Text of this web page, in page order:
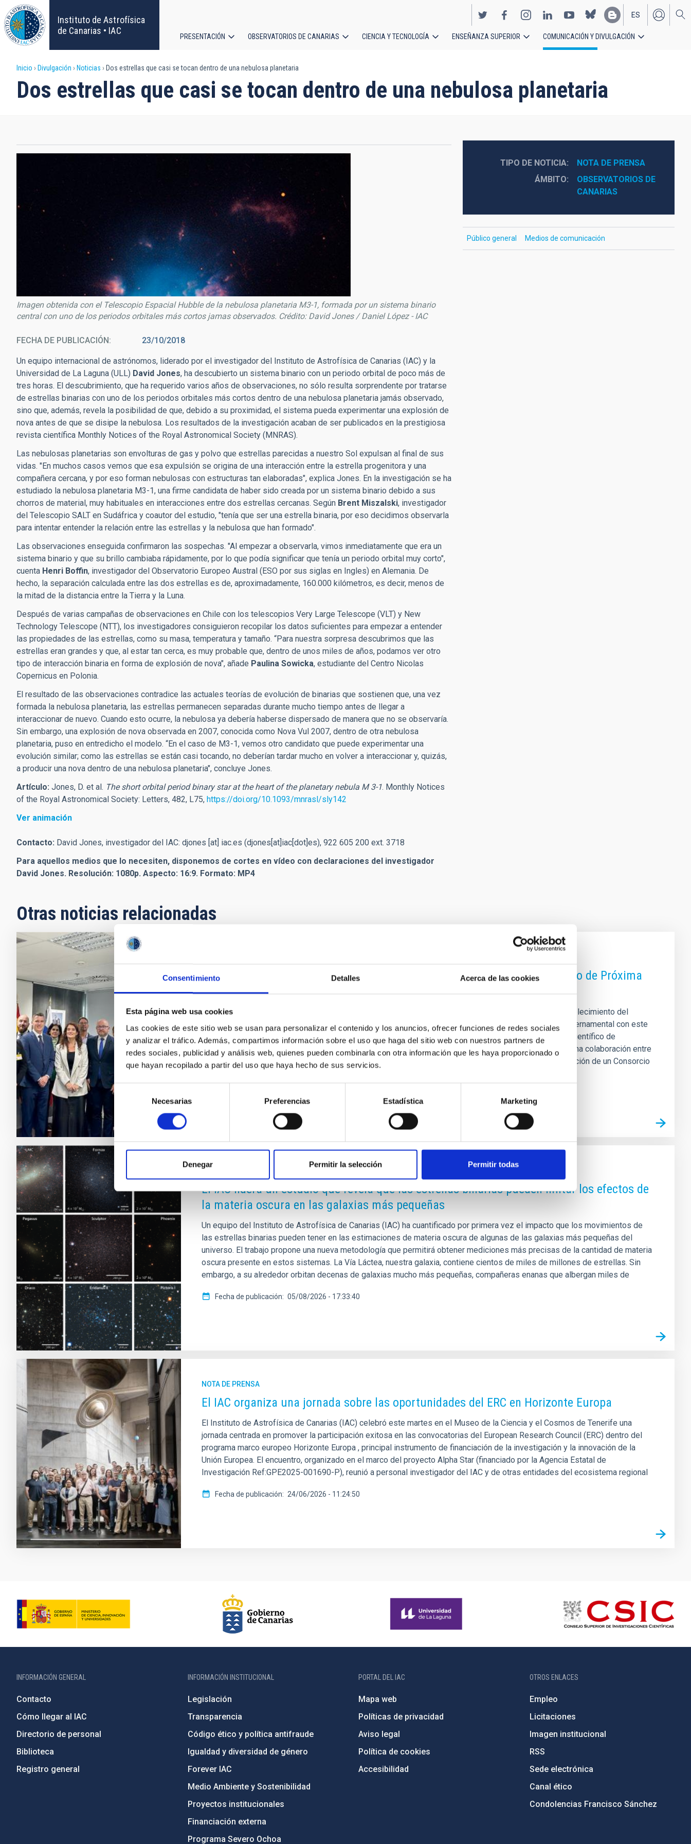
Consentimiento Detalles Acerca de las cookies
Esta página web usa cookies
Las cookies de este sitio web se usan para personalizar el contenido y los anuncios, ofrecer funciones de redes sociales
y analizar el tráfico. Además, compartimos información sobre el uso que haga del sitio web con nuestros partners de
redes sociales, publicidad y análisis web, quienes pueden combinarla con otra información que les haya proporcionado o
que hayan recopilado a partir del uso que haya hecho de sus servicios.
Selección
consentimiento
Necesarias Preferencias Estadística Marketing
Denegar Permitir la selección Permitir todas
Pasar
al
contenido
principal
Instituto de Astrofísica
de Canarias • IAC
EN
ES
principal
PRESENTACIÓN OBSERVATORIOS DE CANARIAS CIENCIA Y TECNOLOGÍA ENSEÑANZA SUPERIOR COMUNICACIÓN Y DIVULGACIÓN
Sobrescribir
enlaces
ayuda
navegación
Inicio Divulgación Noticias Dos estrellas que casi se tocan dentro de una nebulosa planetaria
Dos estrellas que casi se tocan dentro de una nebulosa planetaria
Imagen obtenida con el Telescopio Espacial Hubble de la nebulosa planetaria M3-1, formada por un sistema binario
central con uno de los periodos orbitales más cortos jamas observados. Crédito: David Jones / Daniel López - IAC
FECHA DE PUBLICACIÓN 23/10/2018
Un equipo internacional de astrónomos, liderado por el investigador del Instituto de Astrofísica de Canarias (IAC) y la
Universidad de La Laguna (ULL) David Jones, ha descubierto un sistema binario con un periodo orbital de poco más de
tres horas. El descubrimiento, que ha requerido varios años de observaciones, no sólo resulta sorprendente por tratarse
de estrellas binarias con uno de los periodos orbitales más cortos dentro de una nebulosa planetaria jamás observado,
sino que, además, revela la posibilidad de que, debido a su proximidad, el sistema pueda experimentar una explosión de
nova antes de que se disipe la nebulosa. Los resultados de la investigación acaban de ser publicados en la prestigiosa
revista científica Monthly Notices of the Royal Astronomical Society (MNRAS).
Las nebulosas planetarias son envolturas de gas y polvo que estrellas parecidas a nuestro Sol expulsan al final de sus
vidas. "En muchos casos vemos que esa expulsión se origina de una interacción entre la estrella progenitora y una
compañera cercana, y por eso forman nebulosas con estructuras tan elaboradas", explica Jones. En la investigación se ha
estudiado la nebulosa planetaria M3-1, una firme candidata de haber sido creada por un sistema binario debido a sus
chorros de material, muy habituales en interacciones entre dos estrellas cercanas. Según Brent Miszalski, investigador
del Telescopio SALT en Sudáfrica y coautor del estudio, "tenía que ser una estrella binaria, por eso decidimos observarla
para intentar entender la relación entre las estrellas y la nebulosa que han formado".
Las observaciones enseguida confirmaron las sospechas. "Al empezar a observarla, vimos inmediatamente que era un
sistema binario y que su brillo cambiaba rápidamente, por lo que podía significar que tenía un periodo orbital muy corto",
cuenta Henri Boffin, investigador del Observatorio Europeo Austral (ESO por sus siglas en Ingles) en Alemania. De
hecho, la separación calculada entre las dos estrellas es de, aproximadamente, 160.000 kilómetros, es decir, menos de
la mitad de la distancia entre la Tierra y la Luna.
Después de varias campañas de observaciones en Chile con los telescopios Very Large Telescope (VLT) y New
Technology Telescope (NTT), los investigadores consiguieron recopilar los datos suficientes para empezar a entender
las propiedades de las estrellas, como su masa, temperatura y tamaño. “Para nuestra sorpresa descubrimos que las
estrellas eran grandes y que, al estar tan cerca, es muy probable que, dentro de unos miles de años, podamos ver otro
tipo de interacción binaria en forma de explosión de nova", añade Paulina Sowicka, estudiante del Centro Nicolas
Copernicus en Polonia.
El resultado de las observaciones contradice las actuales teorías de evolución de binarias que sostienen que, una vez
formada la nebulosa planetaria, las estrellas permanecen separadas durante mucho tiempo antes de llegar a
interaccionar de nuevo. Cuando esto ocurre, la nebulosa ya debería haberse dispersado de manera que no se observaría.
Sin embargo, una explosión de nova observada en 2007, conocida como Nova Vul 2007, dentro de otra nebulosa
planetaria, puso en entredicho el modelo. “En el caso de M3-1, vemos otro candidato que puede experimentar una
evolución similar; como las estrellas se están casi tocando, no deberían tardar mucho en volver a interaccionar y, quizás,
a producir una nova dentro de una nebulosa planetaria", concluye Jones.
Artículo: Jones, D. et al. The short orbital period binary star at the heart of the planetary nebula M 3-1. Monthly Notices
of the Royal Astronomical Society: Letters, 482, L75, https://doi.org/10.1093/mnrasl/sly142
Ver animación
Contacto: David Jones, investigador del IAC: djones [at] iac.es (djones[at]iac[dot]es), 922 605 200 ext. 3718
Para aquellos medios que lo necesiten, disponemos de cortes en vídeo con declaraciones del investigador
David Jones. Resolución: 1080p. Aspecto: 16:9. Formato: MP4
TIPO DE NOTICIA
NOTA DE PRENSA
ÁMBITO
OBSERVATORIOS DE
CANARIAS
Público general Medios de comunicación
Otras noticias relacionadas
Eslovaquia, España y la República Checa lideran el Telescopio Solar Europeo de Próxima
Generación
El proyecto Telescopio Solar Europeo (EST) ha dado un paso decisivo hacia su construcción con el establecimiento del
Consejo de Representantes Gubernamentales (BGR), marcando el primer compromiso formal a nivel gubernamental con este
proyecto insignia europeo en investigación solar. Hasta ahora, EST ha sido impulsado por un consorcio científico de
universidades e instituciones de investigación de toda Europa. La creación del BGR transforma EST en una colaboración entre
naciones europeas, cuyos gobiernos nacionales brindan apoyo institucional al proyecto y a la futura creación de un Consorcio
Fecha de publicación 03/11/2025 - 11:45:26
NOTA DE PRENSA
El IAC lidera un estudio que revela que las estrellas binarias pueden imitar los efectos de
la materia oscura en las galaxias más pequeñas
Un equipo del Instituto de Astrofísica de Canarias (IAC) ha cuantificado por primera vez el impacto que los movimientos de
las estrellas binarias pueden tener en las estimaciones de materia oscura de algunas de las galaxias más pequeñas del
universo. El trabajo propone una nueva metodología que permitirá obtener mediciones más precisas de la cantidad de materia
oscura presente en estos sistemas. La Vía Láctea, nuestra galaxia, contiene cientos de miles de millones de estrellas. Sin
embargo, a su alrededor orbitan decenas de galaxias mucho más pequeñas, compañeras enanas que albergan miles de
Fecha de publicación 05/08/2026 - 17:33:40
NOTA DE PRENSA
El IAC organiza una jornada sobre las oportunidades del ERC en Horizonte Europa
El Instituto de Astrofísica de Canarias (IAC) celebró este martes en el Museo de la Ciencia y el Cosmos de Tenerife una
jornada centrada en promover la participación exitosa en las convocatorias del European Research Council (ERC) dentro del
programa marco europeo Horizonte Europa , principal instrumento de financiación de la investigación y la innovación de la
Unión Europea. El encuentro, organizado en el marco del proyecto Alpha Star (financiado por la Agencia Estatal de
Investigación Ref:GPE2025-001690-P), reunió a personal investigador del IAC y de otras entidades del ecosistema regional
Fecha de publicación 24/06/2026 - 11:24:50
INFORMACIÓN GENERAL
Contacto
Cómo llegar al IAC
Directorio de personal
Biblioteca
Registro general
INFORMACIÓN INSTITUCIONAL
Legislación
Transparencia
Código ético y política antifraude
Igualdad y diversidad de género
Forever IAC
Medio Ambiente y Sostenibilidad
Proyectos institucionales
Financiación externa
Programa Severo Ochoa
PORTAL DEL IAC
Mapa web
Políticas de privacidad
Aviso legal
Política de cookies
Accesibilidad
OTROS ENLACES
Empleo
Licitaciones
Imagen institucional
RSS
Sede electrónica
Canal ético
Condolencias Francisco Sánchez